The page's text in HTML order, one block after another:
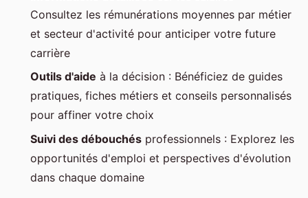
Consultez les rémunérations moyennes par métier
et secteur d'activité pour anticiper votre future
carrière
Outils d'aide à la décision : Bénéficiez de guides
pratiques, fiches métiers et conseils personnalisés
pour affiner votre choix
Suivi des débouchés professionnels : Explorez les
opportunités d'emploi et perspectives d'évolution
dans chaque domaine